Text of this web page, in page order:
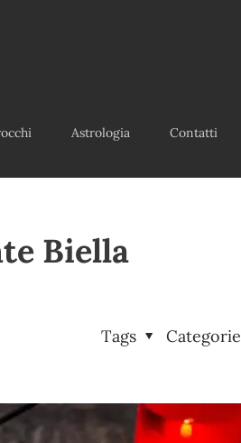
Astrologia Contatti
Biella
Categorie
Tags